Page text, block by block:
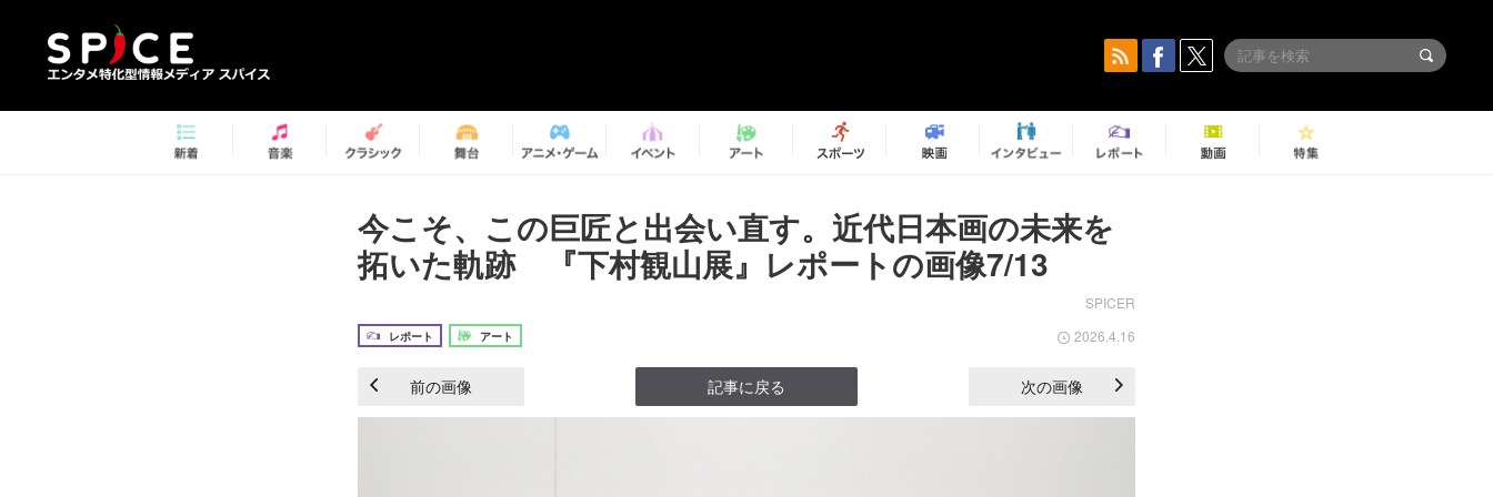
今こそ、この巨匠と出会い直す。近代日本画の未来を
拓いた軌跡 『下村観山展』レポートの画像7/13
SPICER
レポート アート 2026.4.16
前の画像 記事に戻る 次の画像